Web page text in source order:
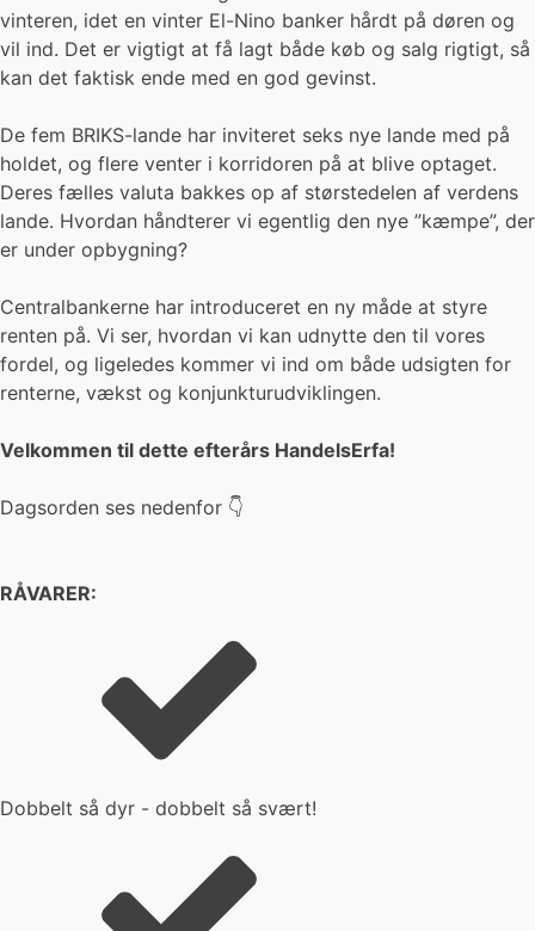
vinteren, idet en vinter El-Nino banker hårdt på døren og
vil ind. Det er vigtigt at få lagt både køb og salg rigtigt, så
kan det faktisk ende med en god gevinst.
De fem BRIKS-lande har inviteret seks nye lande med på
holdet, og flere venter i korridoren på at blive optaget.
Deres fælles valuta bakkes op af størstedelen af verdens
lande. Hvordan håndterer vi egentlig den nye ”kæmpe”, der
er under opbygning?
Centralbankerne har introduceret en ny måde at styre
renten på. Vi ser, hvordan vi kan udnytte den til vores
fordel, og ligeledes kommer vi ind om både udsigten for
renterne, vækst og konjunkturudviklingen.
Velkommen til dette efterårs HandelsErfa!
Dagsorden ses nedenfor 👇
RÅVARER:
Dobbelt så dyr - dobbelt så svært!